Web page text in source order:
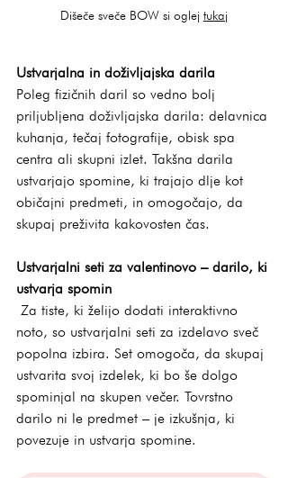
Dišeče sveče BOW si oglej tukaj
Ustvarjalna in doživljajska darila
Poleg fizičnih daril so vedno bolj
priljubljena doživljajska darila: delavnica
kuhanja, tečaj fotografije, obisk spa
centra ali skupni izlet. Takšna darila
ustvarjajo spomine, ki trajajo dlje kot
običajni predmeti, in omogočajo, da
skupaj preživita kakovosten čas.
Ustvarjalni seti za valentinovo – darilo, ki
ustvarja spomin
noto, so ustvarjalni seti za izdelavo sveč
popolna izbira. Set omogoča, da skupaj
ustvarita svoj izdelek, ki bo še dolgo
spominjal na skupen večer. Tovrstno
darilo ni le predmet – je izkušnja, ki
povezuje in ustvarja spomine.